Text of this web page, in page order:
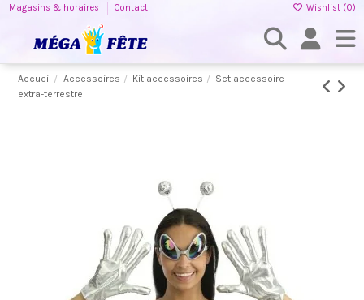
Magasins & horaires Contact Wishlist (0)
Accueil Accessoires Kit accessoires
Set accessoire
extra-terrestre